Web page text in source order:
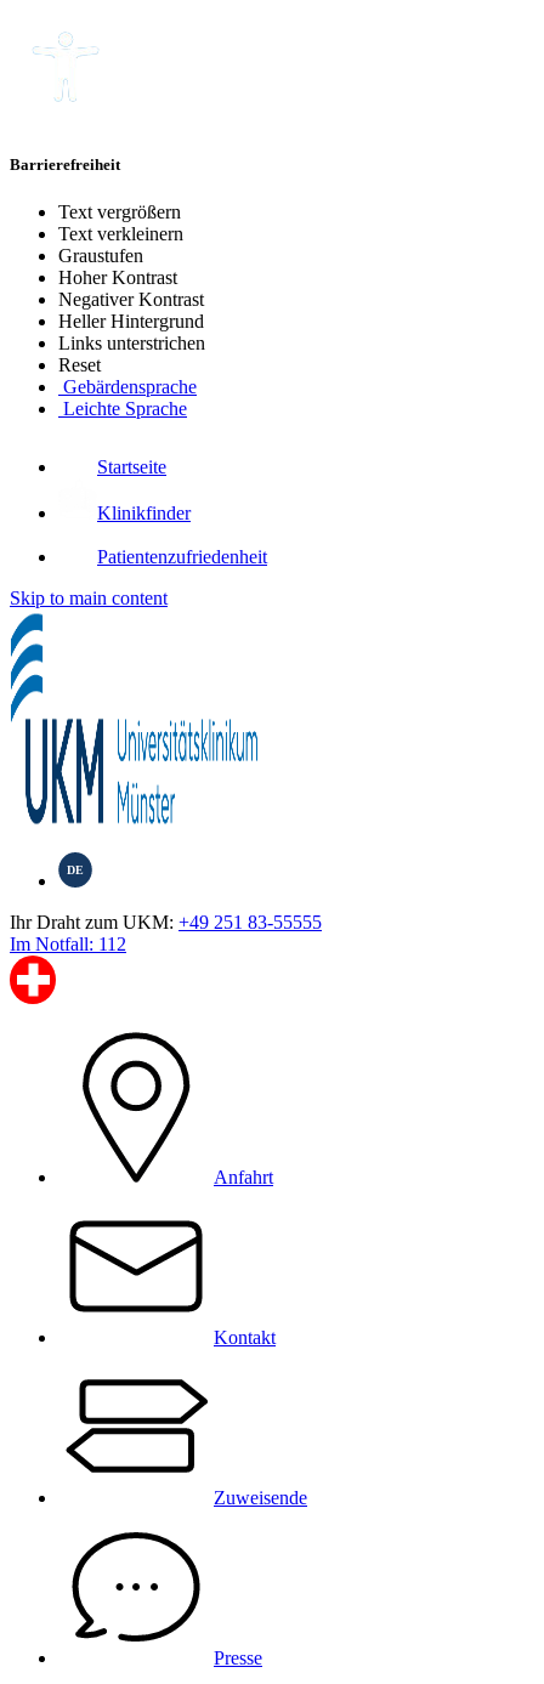
Barrierefreiheit
Text vergrößern
Text verkleinern
Graustufen
Hoher Kontrast
Negativer Kontrast
Heller Hintergrund
Links unterstrichen
Reset
Gebärdensprache
Leichte Sprache
Startseite
Klinikfinder
Patientenzufriedenheit
Skip to main content
DE
Ihr Draht zum UKM: +49 251 83-55555
Im Notfall: 112
Anfahrt
Kontakt
Zuweisende
Presse